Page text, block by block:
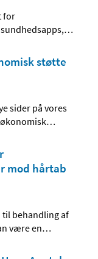
for
…
støtte
sider på vores
…
mod hårtab
behandling af
være en…